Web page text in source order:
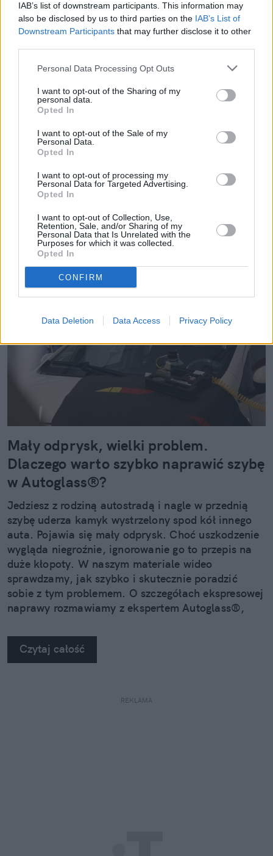
IAB’s list of downstream participants. This information may
also be disclosed by us to third parties on the IAB’s List of
Downstream Participants that may further disclose it to other
Personal Data Processing Opt Outs
I want to opt-out of the Sharing of my
personal data.
Opted In
I want to opt-out of the Sale of my
Personal Data.
Opted In
I want to opt-out of processing my
Personal Data for Targeted Advertising.
Opted In
I want to opt-out of Collection, Use,
Retention, Sale, and/or Sharing of my
Personal Data that Is Unrelated with the
Purposes for which it was collected.
Opted In
CONFIRM
Data Deletion Data Access Privacy Policy
Więcej:
Edukacja Finanse
Krzysztof Majak
Obserwuj
Czytaj więcej
Mały odprysk, wielki problem.
Dlaczego warto szybko naprawić szybę
w Autoglass®?
Jedziesz z rodziną autostradą i nagle w przednią
szybę uderza kamyk wystrzelony spod kół innego
auta. Pojawia się mały odprysk. Choć uszkodzenie
wygląda niegroźnie, ignorowanie go to przepis na
duże kłopoty. W naszym materiale wideo
sprawdzamy, jak szybko i skutecznie poradzić
sobie z tym problemem. O szczegółach ekspresowej
naprawy rozmawiamy z ekspertem Autoglass®,
Czytaj całość
REKLAMA